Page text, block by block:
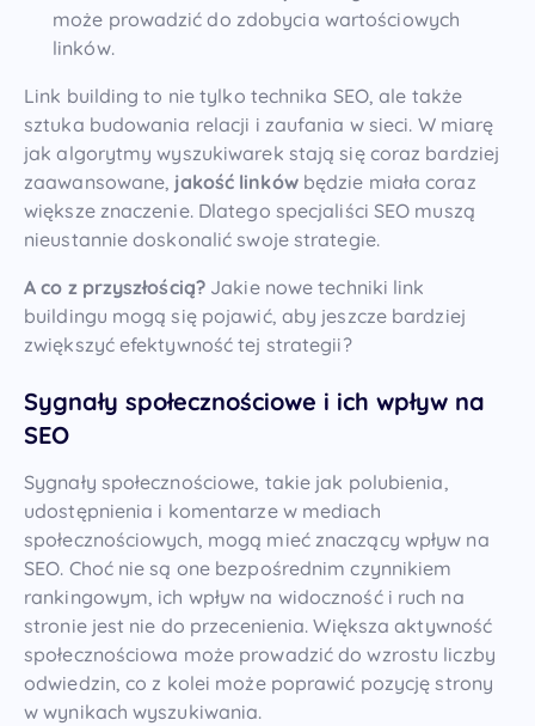
może prowadzić do zdobycia wartościowych
linków.
Link building to nie tylko technika SEO, ale także
sztuka budowania relacji i zaufania w sieci. W miarę
jak algorytmy wyszukiwarek stają się coraz bardziej
zaawansowane, jakość linkówbędzie miała coraz
większe znaczenie. Dlatego specjaliści SEO muszą
nieustannie doskonalić swoje strategie.
A co z przyszłością? Jakie nowe techniki link
buildingu mogą się pojawić, aby jeszcze bardziej
zwiększyć efektywność tej strategii?
Sygnały społecznościowe i ich wpływ na
SEO
Sygnały społecznościowe, takie jak polubienia,
udostępnienia i komentarze w mediach
społecznościowych, mogą mieć znaczący wpływ na
SEO. Choć nie są one bezpośrednim czynnikiem
rankingowym, ich wpływ na widoczność i ruch na
stronie jest nie do przecenienia. Większa aktywność
społecznościowa może prowadzić do wzrostu liczby
odwiedzin, co z kolei może poprawić pozycję strony
w wynikach wyszukiwania.